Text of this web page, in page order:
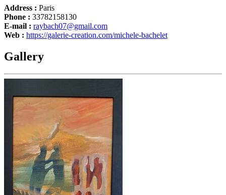
Address : Paris
Phone : 33782158130
E-mail : raybach07@gmail.com
Web : https://galerie-creation.com/michele-bachelet
Gallery